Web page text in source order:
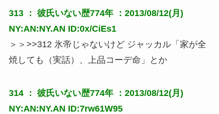
313 ： 彼氏いない歴774年
：2013/08/12(月)
NY:AN:NY.AN ID:0x/CiEs1
＞＞>>312 氷帝じゃないけど ジャッカル「家が全
焼しても（実話）、上品コーデ命」とか
314 ： 彼氏いない歴774年
：2013/08/12(月)
NY:AN:NY.AN ID:7rw61W95